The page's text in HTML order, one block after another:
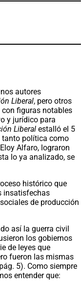
autores
Liberal, pero otros
figuras notables
y jurídico para
Liberal estalló el 5
tanto política como
Alfaro, lograron
lo ya analizado, se
histórico que
insatisfechas
de producción
así la guerra civil
los gobiernos
de leyes que
fueron las mismas
5). Como siempre
entender que: